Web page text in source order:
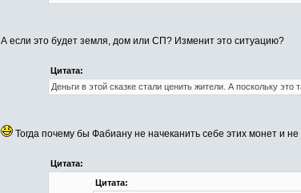
А если это будет земля, дом или СП? Изменит это ситуацию?
Цитата:
Деньги в этой сказке стали ценить жители. А поскольку
Тогда почему бы Фабиану не начеканить себе этих монет и
Цитата:
Цитата: